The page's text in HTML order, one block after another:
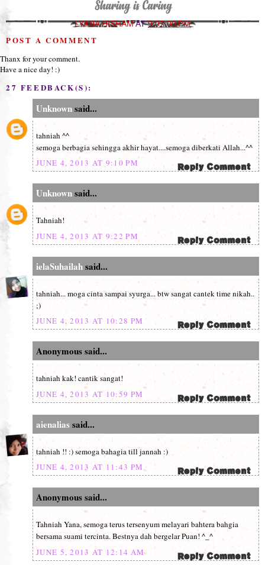
LYANA HISHAMAT9:07:00 PM
POST A COMMENT
Thanx for your comment.
Have a nice day! :)
27 FEEDBACK(S):
Unknownsaid...
tahniah ^^
semoga berbagia sehingga akhir hayat....semoga diberkati Allah...^^
JUNE 4, 2013 AT 9:10 PM
Unknownsaid...
Tahniah!
JUNE 4, 2013 AT 9:22 PM
ielaSuhailahsaid...
tahniah... moga cinta sampai syurga... btw sangat cantek time nikah..
;)
JUNE 4, 2013 AT 10:28 PM
Anonymous said...
tahniah kak! cantik sangat!
JUNE 4, 2013 AT 10:59 PM
aienaliassaid...
tahniah !! :) semoga bahagia till jannah :)
JUNE 4, 2013 AT 11:43 PM
Anonymous said...
Tahniah Yana, semoga terus tersenyum melayari bahtera bahgia
bersama suami tercinta. Bestnya dah bergelar Puan! ^_^
JUNE 5, 2013 AT 12:14 AM